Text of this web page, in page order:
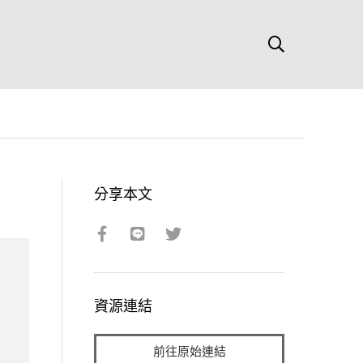
分享本文
資源連結
前往原始連結